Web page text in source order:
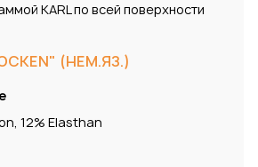
KARL по всей поверхности
(НЕМ.ЯЗ.)
12% Elasthan